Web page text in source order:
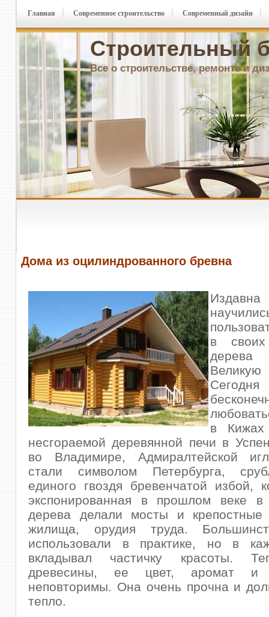
Строительный
Все о строительстве, ремонте и
Главная Современное строительство Современный дизайн
Дома из оцилиндрованного бревна
в
в
несгораемой деревянной печи в
во Владимире, Адмиралтейской
стали символом Петербурга,
единого гвоздя бревенчатой избой,
экспонированная в прошлом веке
дерева делали мосты и крепостные
жилища, орудия труда.
использовали в практике, но в
вкладывал частичку красоты.
древесины, ее цвет, аромат и
неповторимы. Она очень прочна и
тепло.